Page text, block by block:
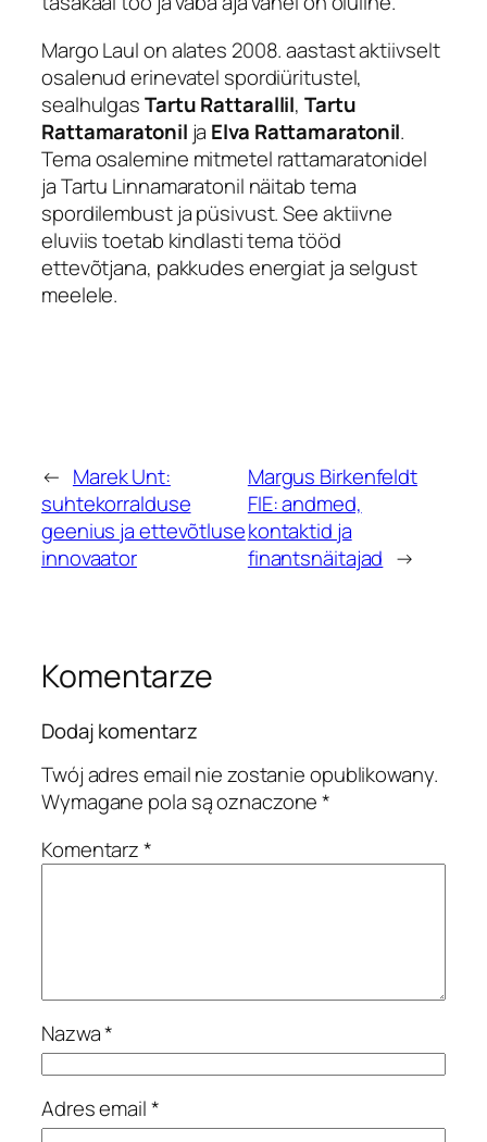
Margo Laul on alates 2008. aastast aktiivselt
osalenud erinevatel spordiüritustel,
sealhulgasTartu Rattarallil,Tartu
Rattamaratonil ja Elva Rattamaratonil.
Tema osalemine mitmetel rattamaratonidel
ja Tartu Linnamaratonil näitab tema
spordilembust ja püsivust. See aktiivne
eluviis toetab kindlasti tema tööd
ettevõtjana, pakkudes energiat ja selgust
meelele.
← Marek Unt:
suhtekorralduse
geenius ja ettevõtluse
innovaator
Margus Birkenfeldt
FIE: andmed,
kontaktid ja
finantsnäitajad →
Komentarze
Dodaj komentarz
Twój adres email nie zostanie opublikowany.
Wymagane pola są oznaczone*
Komentarz*
Nazwa*
Adres email*